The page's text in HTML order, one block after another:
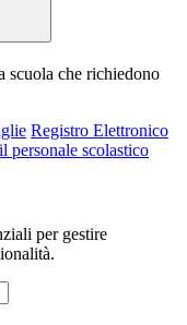
scuola che richiedono
Registro Elettronico
personale scolastico
per gestire